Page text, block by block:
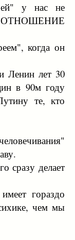
у нас не
а ОТНОШЕНИЕ
когда он
Ленин лет 30
в 90м году
те, кто
сразу делает
гораздо
чем мы